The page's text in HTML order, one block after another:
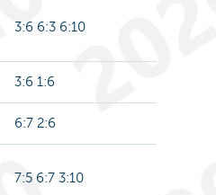
3:6 6:3 6:10
3:6 1:6
6:7 2:6
7:5 6:7 3:10